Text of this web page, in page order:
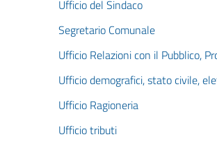
Ufficio del Sindaco
Segretario Comunale
Ufficio Relazioni con il Pubblico,
Ufficio demografici, stato civile,
Ufficio Ragioneria
Ufficio tributi